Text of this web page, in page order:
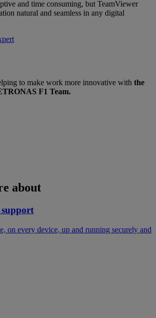
and time consuming, but TeamViewer
natural and seamless in any digital
to make work more innovative with the
F1 Team.
about
on every device, up and running securely and